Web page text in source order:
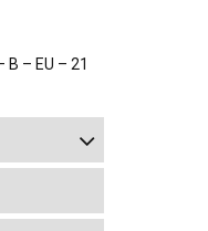
B – EU – 21